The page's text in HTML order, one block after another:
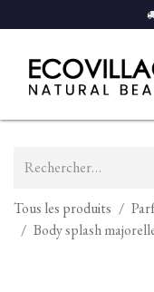
Tous les produits
Body splash